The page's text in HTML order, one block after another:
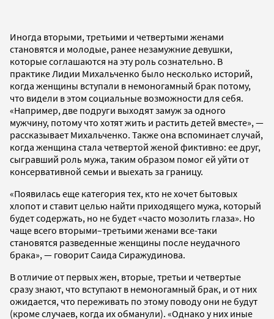
Иногда вторыми, третьими и четвертыми женами
становятся и молодые, ранее незамужние девушки,
которые соглашаются на эту роль сознательно. В
практике Лидии Михальченко было несколько историй,
когда женщины вступали в немоногамный брак потому,
что видели в этом социальные возможности для себя.
«Например, две подруги выходят замуж за одного
мужчину, потому что хотят жить и растить детей вместе», —
рассказывает Михальченко. Также она вспоминает случай,
когда женщина стала четвертой женой фиктивно: ее друг,
сыгравший роль мужа, таким образом помог ей уйти от
консервативной семьи и выехать за границу.
«Появилась еще категория тех, кто не хочет бытовых
хлопот и ставит целью найти приходящего мужа, который
будет содержать, но не будет «часто мозолить глаза». Но
чаще всего вторыми–третьими женами все-таки
становятся разведенные женщины после неудачного
брака», — говорит Саида Сиражудинова.
В отличие от первых жен, вторые, третьи и четвертые
сразу знают, что вступают в немоногамный брак, и от них
ожидается, что переживать по этому поводу они не будут
(кроме случаев, когда их обманули). «Однако у них иные